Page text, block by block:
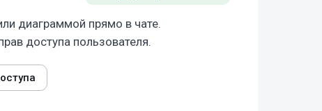
диаграммой прямо в чате.
доступа пользователя.